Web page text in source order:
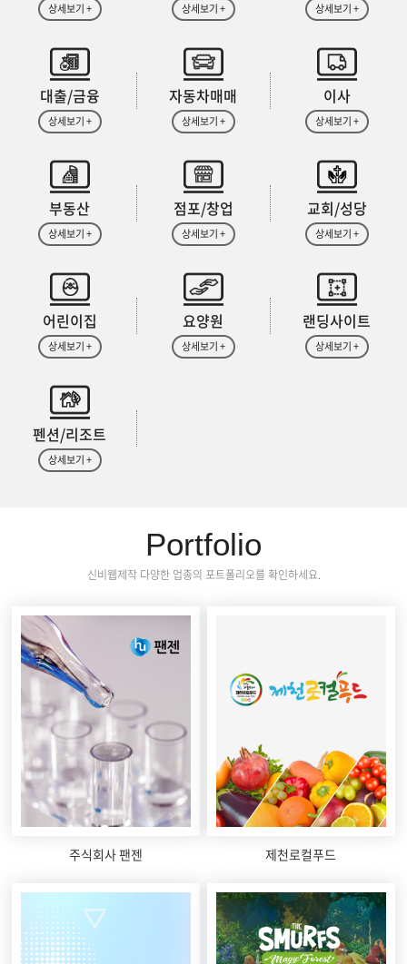
상세보기 + 상세보기 + 상세보기 +
대출/금융
상세보기 +
자동차매매
상세보기 +
이사
상세보기 +
부동산
상세보기 +
점포/창업
상세보기 +
교회/성당
상세보기 +
어린이집
상세보기 +
요양원
상세보기 +
랜딩사이트
상세보기 +
펜션/리조트
상세보기 +
Portfolio
신비웹제작 다양한 업종의 포트폴리오를 확인하세요.
주식회사 팬젠 제천로컬푸드